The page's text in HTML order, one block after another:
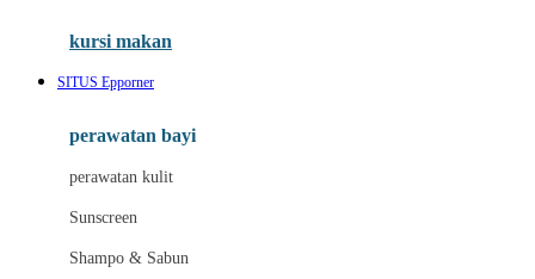
Leclerc
Lee Vierra
Lillebaby
Little Bird Told Me
Little Miss Janis
London Taxi
kursi makan
SITUS Epporner
perawatan bayi
perawatan kulit
Sunscreen
Shampo & Sabun